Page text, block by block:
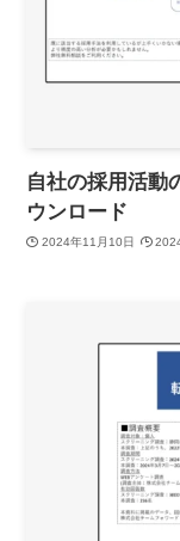
自社の採用活動
ウンロード
2024年11月10日